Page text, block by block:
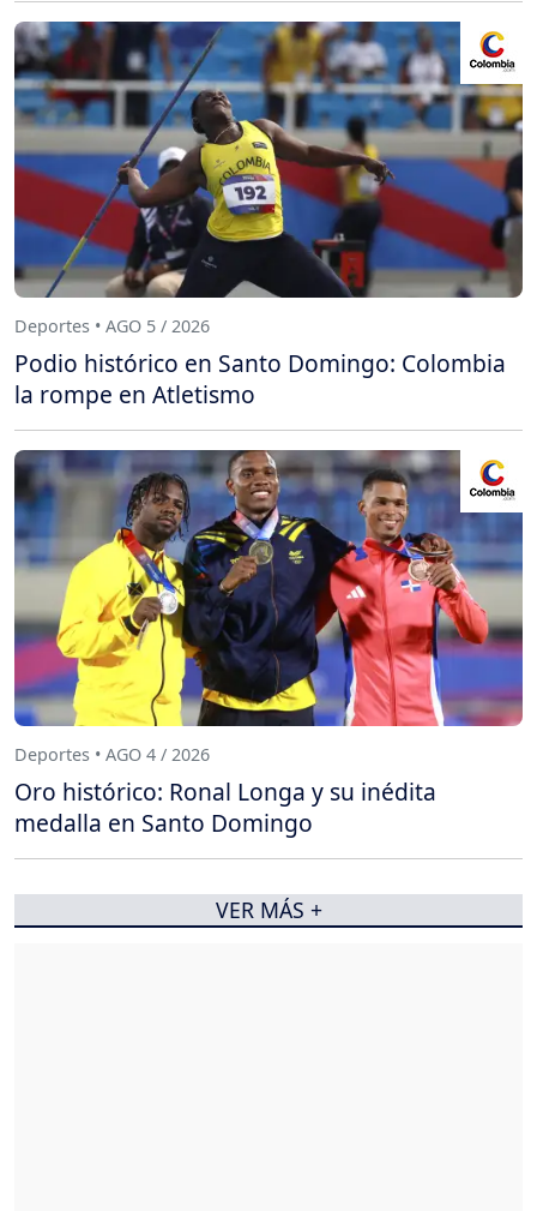
Deportes • AGO 5 / 2026
Podio histórico en Santo Domingo: Colombia
la rompe en Atletismo
Deportes • AGO 4 / 2026
Oro histórico: Ronal Longa y su inédita
medalla en Santo Domingo
VER MÁS +